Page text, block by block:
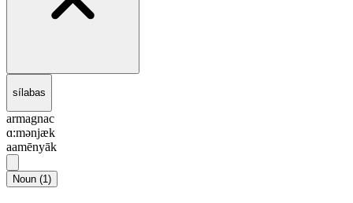
sílabas
armagnac
ɑ:mənjæk
aamēnyāk
Noun (1)